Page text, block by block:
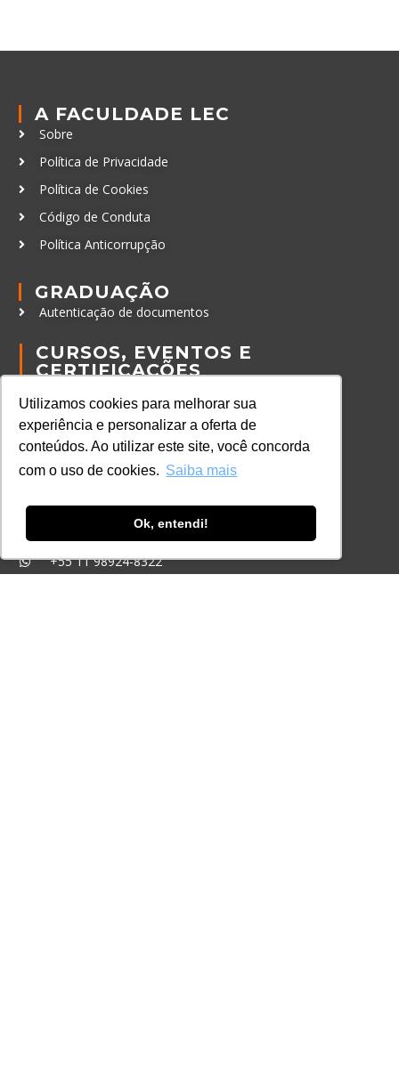
Utilizamos cookies para melhorar sua
experiência e personalizar a oferta de
conteúdos. Ao utilizar este site, você concorda
com o uso de cookies. Saiba mais
Ok, entendi!
A FACULDADE LEC
Sobre
Política de Privacidade
Política de Cookies
Código de Conduta
Política Anticorrupção
GRADUAÇÃO
Autenticação de documentos
CURSOS, EVENTOS E
CERTIFICAÇÕES
In Company
Eventos
Certificações
CONTATO
+55 11 3259-2837
+55 11 98924-8322